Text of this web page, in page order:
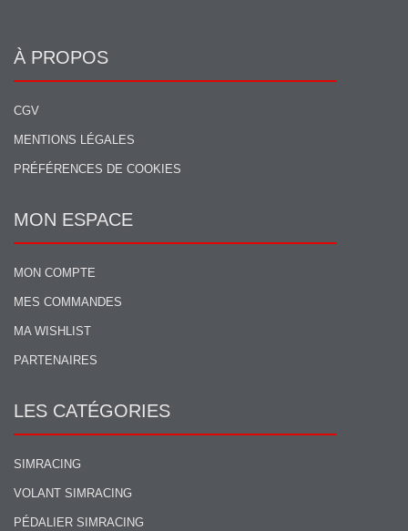
À PROPOS
CGV
MENTIONS LÉGALES
PRÉFÉRENCES DE COOKIES
MON ESPACE
MON COMPTE
MES COMMANDES
MA WISHLIST
PARTENAIRES
LES CATÉGORIES
SIMRACING
VOLANT SIMRACING
PÉDALIER SIMRACING